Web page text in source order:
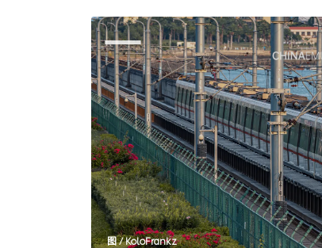
图 / KoloFrankz